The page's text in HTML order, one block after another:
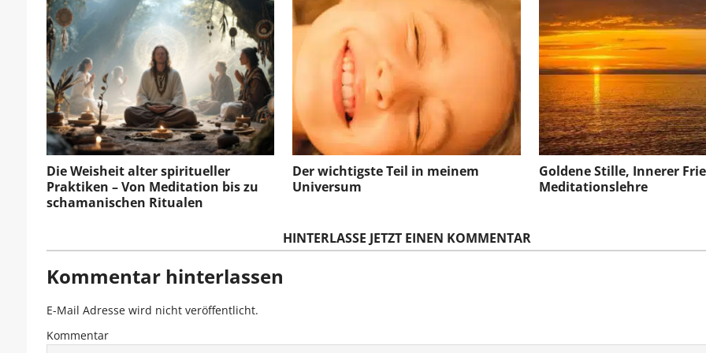
Die Weisheit alter spiritueller
Praktiken – Von Meditation bis zu
schamanischen Ritualen
Der wichtigste Teil in meinem
Universum
Goldene Stille, Innerer
Meditationslehre
HINTERLASSE JETZT EINEN KOMMENTAR
Kommentar hinterlassen
E-Mail Adresse wird nicht veröffentlicht.
Kommentar